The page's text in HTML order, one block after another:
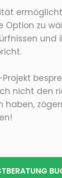
Option zu
und
Projekt
nicht den
haben,